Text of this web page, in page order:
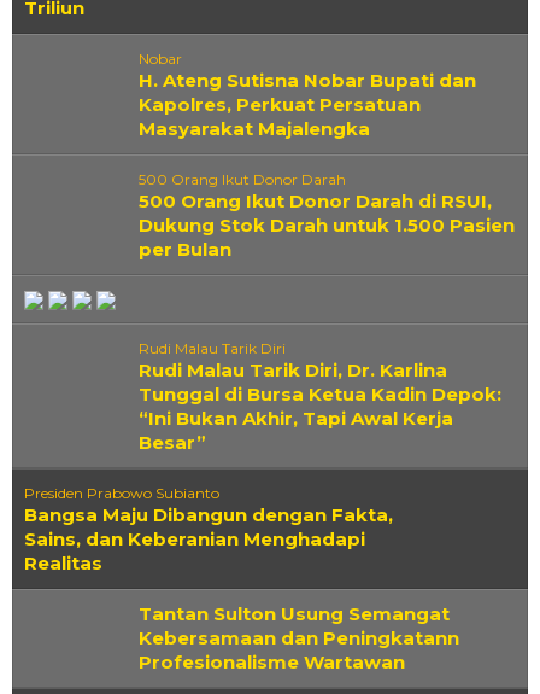
Triliun
Nobar
H. Ateng Sutisna Nobar Bupati dan
Kapolres, Perkuat Persatuan
Masyarakat Majalengka
500 Orang Ikut Donor Darah
500 Orang Ikut Donor Darah di RSUI,
Dukung Stok Darah untuk 1.500 Pasien
per Bulan
Rudi Malau Tarik Diri
Rudi Malau Tarik Diri, Dr. Karlina
Tunggal di Bursa Ketua Kadin Depok:
“Ini Bukan Akhir, Tapi Awal Kerja
Besar”
Presiden Prabowo Subianto
Bangsa Maju Dibangun dengan Fakta,
Sains, dan Keberanian Menghadapi
Realitas
‎Tantan Sulton Usung Semangat
Kebersamaan dan Peningkatann
Profesionalisme Wartawan